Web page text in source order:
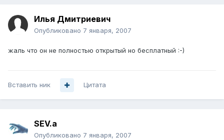
Илья Дмитриевич
Опубликовано 7 января, 2007
жаль что он не полностью открытый но бесплатный :-)
Вставить ник Цитата
SEV.a
Опубликовано 7 января, 2007